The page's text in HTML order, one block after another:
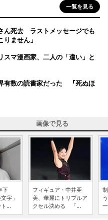
一覧を見る
ん死去 ラストメッセージでも
ません」
マ漫画家、二人の「違い」と
有数の読書家だった 『死ぬほ
画像で見る
下
字」
...
フィギュア・中井亜
美、華麗にトリプルア
クセル決める 「...